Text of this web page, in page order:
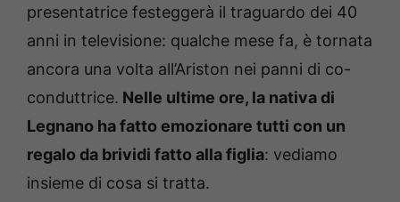
presentatrice festeggerà il traguardo dei 40
anni in televisione: qualche mese fa, è tornata
ancora una volta all’Ariston nei panni di co-
conduttrice. Nelle ultime ore, la nativa di
Legnano ha fatto emozionare tutti con un
regalo da brividi fatto alla figlia: vediamo
insieme di cosa si tratta.